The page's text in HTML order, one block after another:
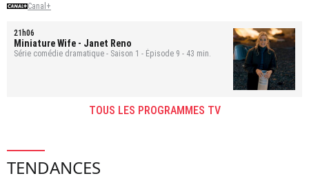
Canal+
21h06
Miniature Wife - Janet Reno
Série comédie dramatique - Saison 1 - Épisode 9 - 43 min.
TOUS LES PROGRAMMES TV
TENDANCES